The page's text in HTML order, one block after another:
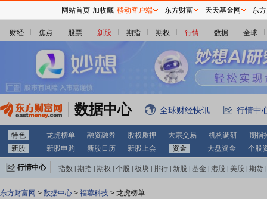
财经 焦点 股票 新股 期指 期权 行情 数据 全球
数据中心 全球财经快讯 行情中
特色 龙虎榜单 融资融券 股权质押 大宗交易 机构调研
期指
新股
新股申购 新股日历 新股上会 资金 大盘资金 个股
行情中心 指数 期指 期权 个股 板块 排行 新股 基金 港股 美股 期货
东方财富网 > 数据中心 > 福蓉科技 > 龙虎榜单
网站首页 加收藏 移动客户端 东方财富 天天基金网 东